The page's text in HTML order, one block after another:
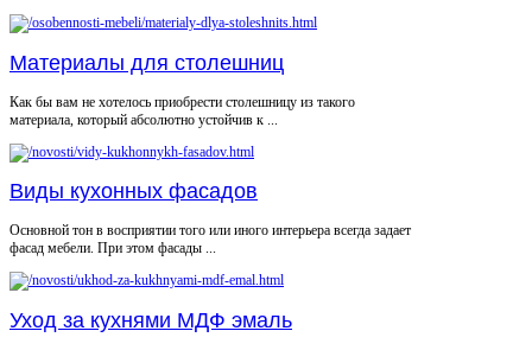
Материалы для столешниц
Как бы вам не хотелось приобрести столешницу из такого
материала, который абсолютно устойчив к ...
Виды кухонных фасадов
Основной тон в восприятии того или иного интерьера всегда задает
фасад мебели. При этом фасады ...
Уход за кухнями МДФ эмаль